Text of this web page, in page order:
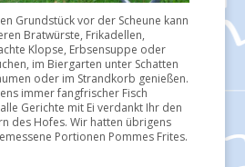
Grundstück vor der Scheune kann
Bratwürste, Frikadellen,
Klopse, Erbsensuppe oder
im Biergarten unter Schatten
oder im Strandkorb genießen.
immer fangfrischer Fisch
Gerichte mit Ei verdankt Ihr den
des Hofes. Wir hatten übrigens
Portionen Pommes Frites.